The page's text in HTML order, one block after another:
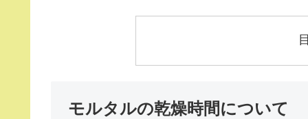
モルタルの乾燥時間について